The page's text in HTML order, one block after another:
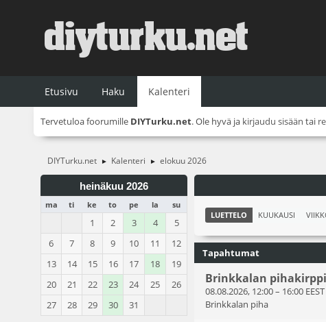
Etusivu Haku Kalenteri
Tervetuloa foorumille DIYTurku.net. Ole hyvä ja kirjaudu sisään tai
DIYTurku.net ► Kalenteri ► elokuu 2026
heinäkuu 2026
ma ti ke to pe la su
1 2 3 4
5
6
7 8 9 10 11
12
13
14 15 16 17 18
19
20
21 22 23 24 25
26
27
28 29 30 31
LUETTELO KUUKAUSI
Tapahtumat
Brinkkalan
08.08.2026, 12:00– 16:00 EEST
Brinkkalan piha